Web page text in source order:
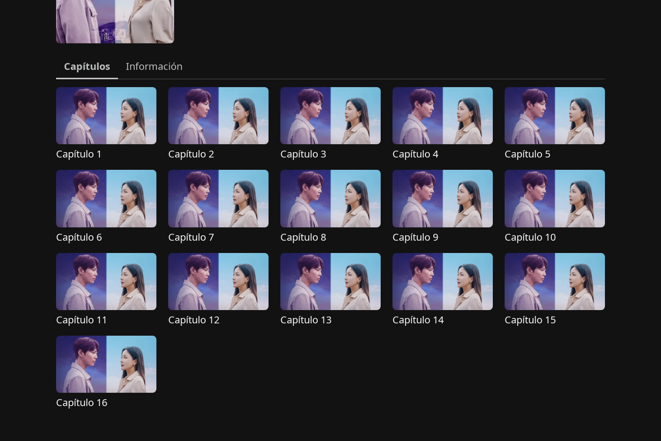
Capítulos Información
Capítulo 1 Capítulo 2 Capítulo 3 Capítulo 4 Capítulo 5
Capítulo 6 Capítulo 7 Capítulo 8 Capítulo 9 Capítulo 10
Capítulo 11 Capítulo 12 Capítulo 13 Capítulo 14 Capítulo 15
Capítulo 16